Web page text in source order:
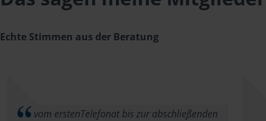
Echte Stimmen aus der Beratung
vom erstenTelefonat bis zur abschließenden